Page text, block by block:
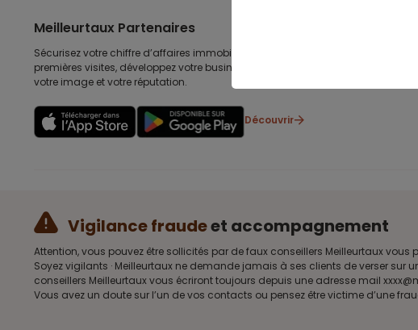
Meilleurtaux Partenaires
Sécurisez votre chiffre d’affaires immobilières, gagnez en efficacité lors des
premières visites, développez votre business au delà de l’immobilier et travaillez
votre image et votre réputation.
Découvrir
Vigilance fraudeet accompagnement
Attention, vous pouvez être sollicités par de faux conseillers Meilleurtaux
Soyez vigilants · Meilleurtaux ne demande jamais à ses clients de verser sur
conseillers Meilleurtaux vous écriront toujours depuis une adresse mail
Vous avez un doute sur l’un de vos contacts ou pensez être victime d’une